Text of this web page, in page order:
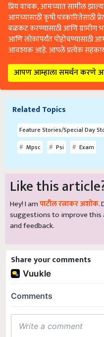
प्रिय वाचक, आमच्यात सामील
आमच्यासाठी कृषी पत्रकारितेसाठी
बळकट करण्यासाठी आणि ग्रामीण
आणि लोकांपर्यंत पोहोचण्यासाठी
आवश्यक आहे. आपले प्रत्येक
आपण आम्हाला समर्थन करणे
Related Topics
Feature Stories/Special Day
Mpsc
Psi Exam
Like this
Hey! I amपाटील रत्नाकर अशोक.
suggestions to improve this
and feedback.
Share your comments